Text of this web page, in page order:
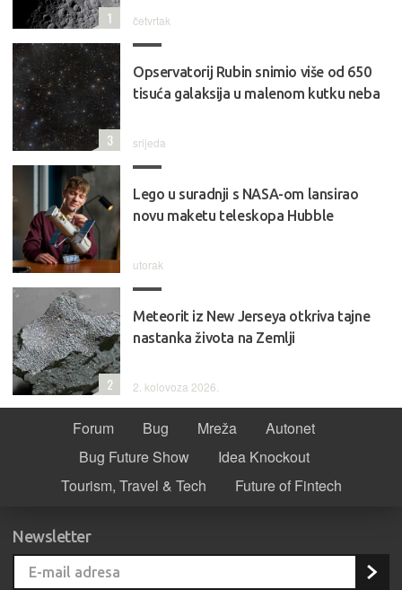
četvrtak
1
Opservatorij Rubin snimio više od 650
tisuća galaksija u malenom kutku neba
srijeda
3
Lego u suradnji s NASA-om lansirao
novu maketu teleskopa Hubble
utorak
Meteorit iz New Jerseya otkriva tajne
nastanka života na Zemlji
2. kolovoza 2026.
2
Forum Bug Mreža
Autonet
Bug Future Show
Idea Knockout
Tourism, Travel & Tech
Future of Fintech
Newsletter